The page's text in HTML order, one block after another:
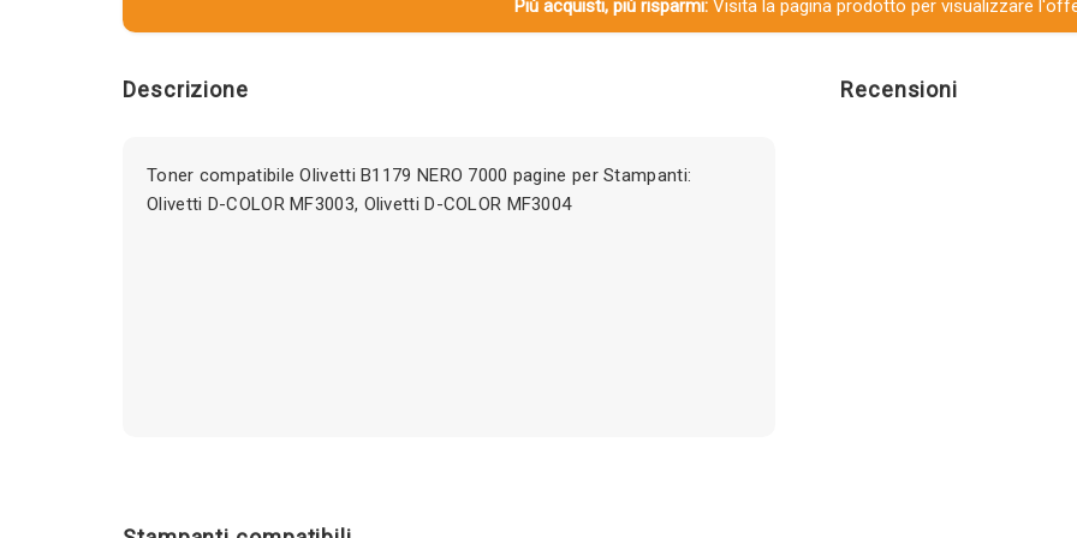
Più acquisti, più risparmi:Visita la pagina prodotto per visualizzare
Descrizione
Toner compatibile Olivetti B1179 NERO 7000 pagine per Stampanti:
Olivetti D-COLOR MF3003, Olivetti D-COLOR MF3004
Recensioni